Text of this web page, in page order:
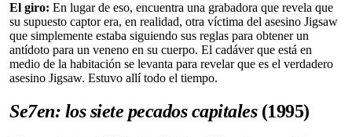
El giro: En lugar de eso, encuentra una grabadora que revela que
su supuesto captor era, en realidad, otra víctima del asesino Jigsaw
que simplemente estaba siguiendo sus reglas para obtener un
antídoto para un veneno en su cuerpo. El cadáver que está en
medio de la habitación se levanta para revelar que es el verdadero
asesino Jigsaw. Estuvo allí todo el tiempo.
Se7en: los siete pecados capitales(1995)